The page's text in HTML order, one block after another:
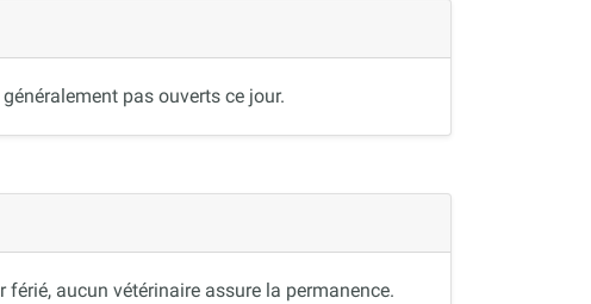
pas ouverts ce jour.
aucun vétérinaire assure la permanence.